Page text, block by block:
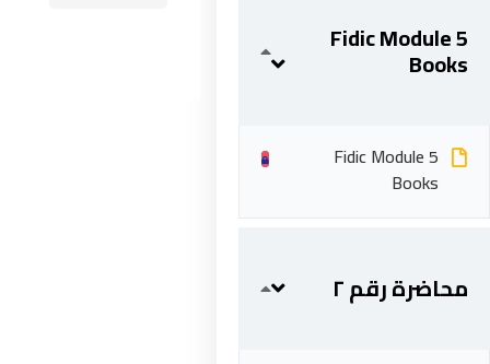
Fidic Module 5
Books
Fidic Module 5
Books
محاضرة رقم ٢
ابقى على تواصل
201287888051+